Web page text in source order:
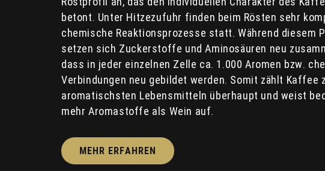
betont. Unter Hitzezufuhr finden beim Rösten sehr
chemische Reaktionsprozesse statt. Während diesem
setzen sich Zuckerstoffe und Aminosäuren neu
dass in jeder einzelnen Zelle ca. 1.000 Aromen bzw.
Verbindungen neu gebildet werden. Somit zählt Kaffee
aromatischsten Lebensmitteln überhaupt und weist
mehr Aromastoffe als Wein auf.
MEHR ERFAHREN